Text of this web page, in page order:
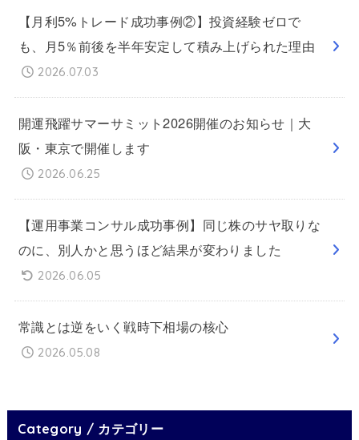
【月利5%トレード成功事例②】投資経験ゼロで
も、月5％前後を半年安定して積み上げられた理由
2026.07.03
開運飛躍サマーサミット2026開催のお知らせ｜大
阪・東京で開催します
2026.06.25
【運用事業コンサル成功事例】同じ株のサヤ取りな
のに、別人かと思うほど結果が変わりました
2026.06.05
常識とは逆をいく戦時下相場の核心
2026.05.08
Category / カテゴリー